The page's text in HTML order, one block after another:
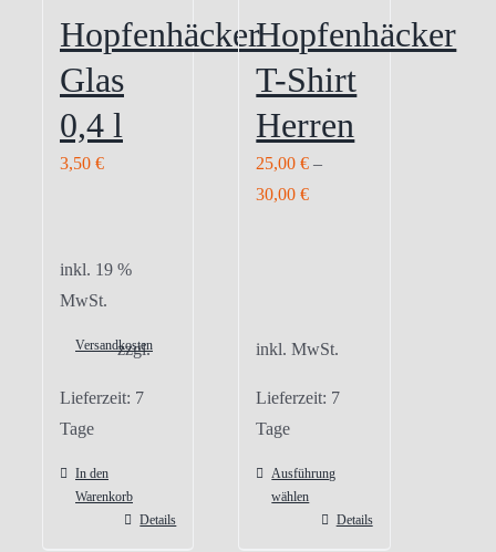
Hopfenhäcker
Glas
0,4 l
3,50 €
inkl. 19 %
MwSt.
zzgl.
Versandkosten
Lieferzeit: 7
Tage
In den
Warenkorb
Details
Hopfenhäcker
T-Shirt
Herren
25,00€ –
30,00€
inkl. MwSt.
Lieferzeit: 7
Tage
Ausführung
wählen
Details